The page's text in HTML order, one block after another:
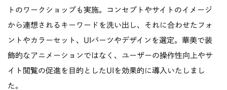
トのワークショップも実施。コンセプトやサイトのイメージ
から連想されるキーワードを洗い出し、それに合わせたフォ
ントやカラーセット、UIパーツやデザインを選定。華美で装
飾的なアニメーションではなく、ユーザーの操作性向上やサ
イト閲覧の促進を目的としたUIを効果的に導入いたしまし
た。